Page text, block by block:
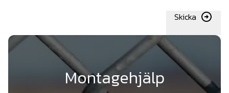
Skicka
Montagehjälp